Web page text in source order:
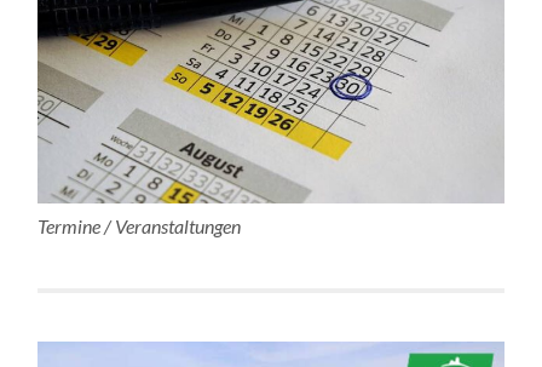
Termine / Veranstaltungen